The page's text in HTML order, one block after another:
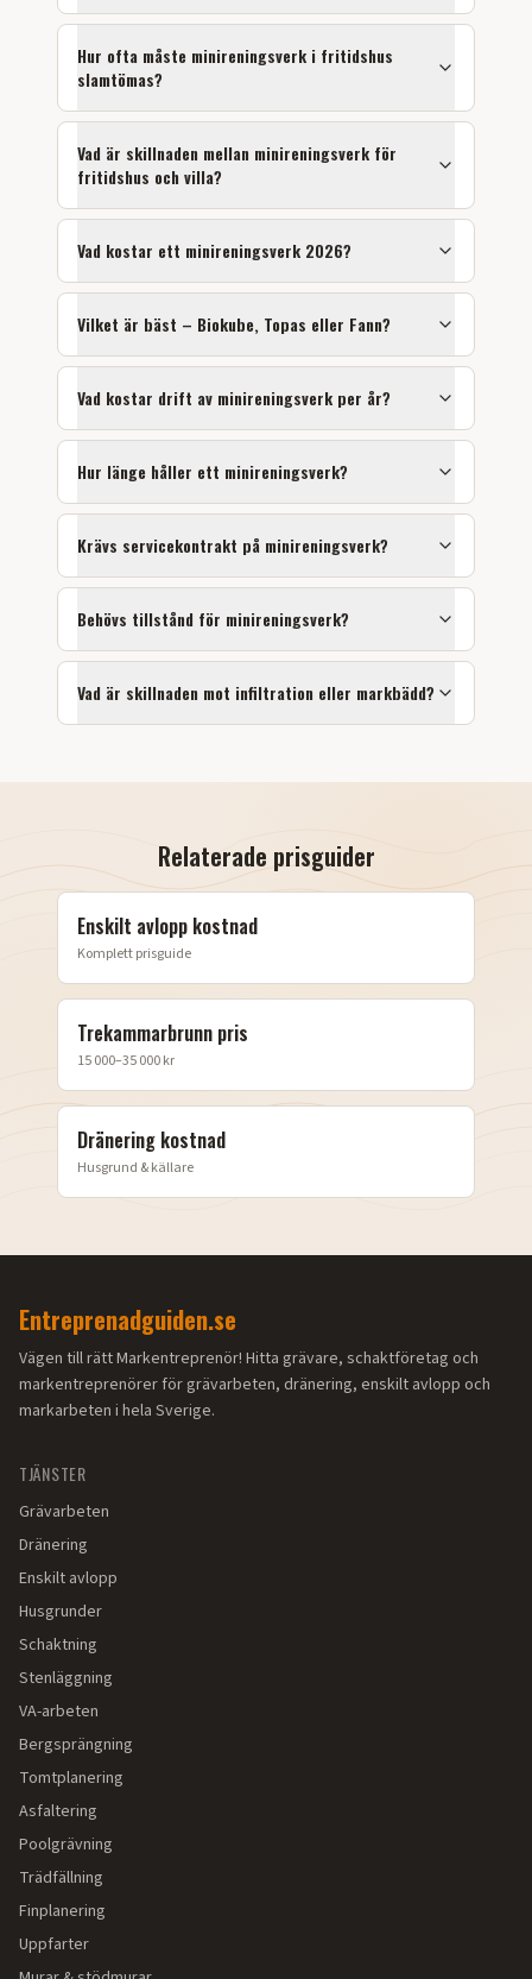
Hur ofta måste minireningsverk i fritidshus
slamtömas?
Vad är skillnaden mellan minireningsverk för
fritidshus och villa?
Vad kostar ett minireningsverk 2026?
Vilket är bäst – Biokube, Topas eller Fann?
Vad kostar drift av minireningsverk per år?
Hur länge håller ett minireningsverk?
Krävs servicekontrakt på minireningsverk?
Behövs tillstånd för minireningsverk?
Vad är skillnaden mot infiltration eller markbädd?
Relaterade prisguider
Enskilt avlopp kostnad
Komplett prisguide
Trekammarbrunn pris
15 000–35 000 kr
Dränering kostnad
Husgrund & källare
Entreprenadguiden.se
Vägen till rätt Markentreprenör! Hitta grävare, schaktföretag och
markentreprenörer för grävarbeten, dränering, enskilt avlopp och
markarbeten i hela Sverige.
TJÄNSTER
Grävarbeten
Dränering
Enskilt avlopp
Husgrunder
Schaktning
Stenläggning
VA-arbeten
Bergsprängning
Tomtplanering
Asfaltering
Poolgrävning
Trädfällning
Finplanering
Uppfarter